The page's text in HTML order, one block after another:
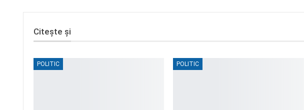
Citește și
POLITIC POLITIC